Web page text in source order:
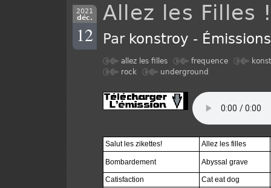
2021
déc.
12
Allez les Filles
Par konstroy -
allez les filles frequence
rock
underground
Salut les zikettes! Allez les filles
Bombardement Abyssal grave
Catisfaction
Cat eat dog